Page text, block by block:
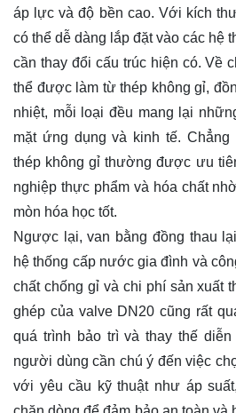
áp lực và độ bền cao. Với kích
có thể dễ dàng lắp đặt vào các hệ
cần thay đổi cấu trúc hiện có. Về
thể được làm từ thép không gỉ,
nhiệt, mỗi loại đều mang lại
mặt ứng dụng và kinh tế. Chẳng
thép không gỉ thường được ưu
nghiệp thực phẩm và hóa chất
mòn hóa học tốt.
Ngược lại, van bằng đồng thau
hệ thống cấp nước gia đình và
chất chống gỉ và chi phí sản xuất
ghép của valve DN20 cũng rất
quá trình bảo trì và thay thế
người dùng cần chú ý đến việc
với yêu cầu kỹ thuật như áp